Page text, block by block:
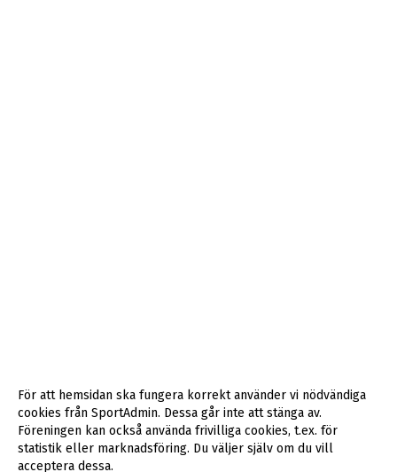
För att hemsidan ska fungera korrekt använder vi nödvändiga
cookies från SportAdmin. Dessa går inte att stänga av.
Föreningen kan också använda frivilliga cookies, t.ex. för
statistik eller marknadsföring. Du väljer själv om du vill
acceptera dessa.